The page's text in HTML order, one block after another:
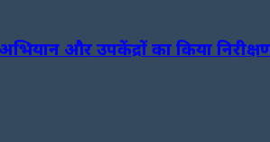
और उपकेंद्रों का किया